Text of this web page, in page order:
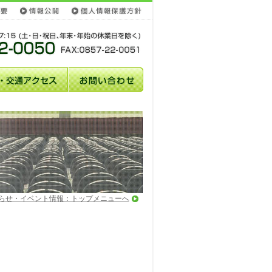
せ・イベント情報：トップメニューへ